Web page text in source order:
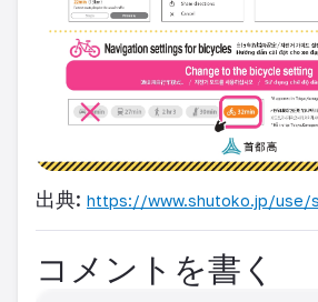
出典: https://www.shutoko.jp/
コメントを書く